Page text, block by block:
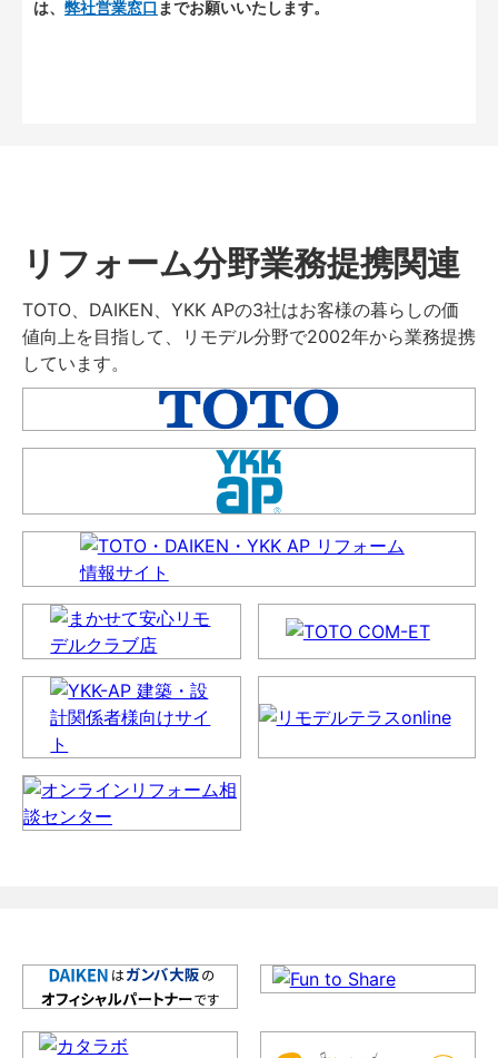
は、 弊社営業窓口 までお願いいたします。
リフォーム分野業務提携関連
TOTO、DAIKEN、YKK APの3社はお客様の暮らしの価
値向上を目指して、リモデル分野で2002年から業務提携
しています。